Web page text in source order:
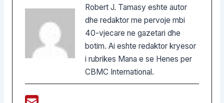
Robert J. Tamasy eshte autor
dhe redaktor me pervoje mbi
40-vjecare ne gazetari dhe
botim. Ai eshte redaktor kryesor
i rubrikes Mana e se Henes per
CBMC International.